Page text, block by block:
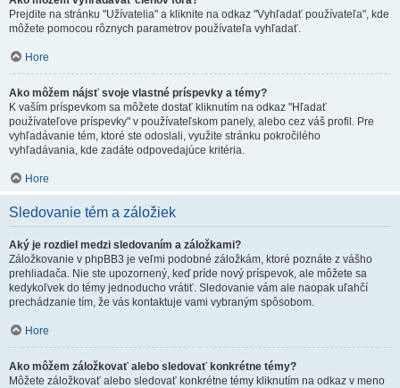
Prejdite na stránku "Užívatelia" a kliknite na odkaz "Vyhľadať používateľa", kde
môžete pomocou rôznych parametrov používateľa vyhľadať.
Hore
Ako môžem nájsť svoje vlastné príspevky a témy?
K vaším príspevkom sa môžete dostať kliknutím na odkaz "Hľadať
používateľove príspevky" v používateľskom panely, alebo cez váš profil. Pre
vyhľadávanie tém, ktoré ste odoslali, využite stránku pokročilého
vyhľadávania, kde zadáte odpovedajúce kritéria.
Hore
Sledovanie tém a záložiek
Aký je rozdiel medzi sledovaním a záložkami?
Záložkovanie v phpBB3 je veľmi podobné záložkám, ktoré poznáte z vášho
prehliadača. Nie ste upozornený, keď príde nový príspevok, ale môžete sa
kedykoľvek do témy jednoducho vrátiť. Sledovanie vám ale naopak uľahčí
prechádzanie tím, že vás kontaktuje vami vybraným spôsobom.
Hore
Ako môžem záložkovať alebo sledovať konkrétne témy?
Môžete záložkovať alebo sledovať konkrétne témy kliknutím na odkaz v meno